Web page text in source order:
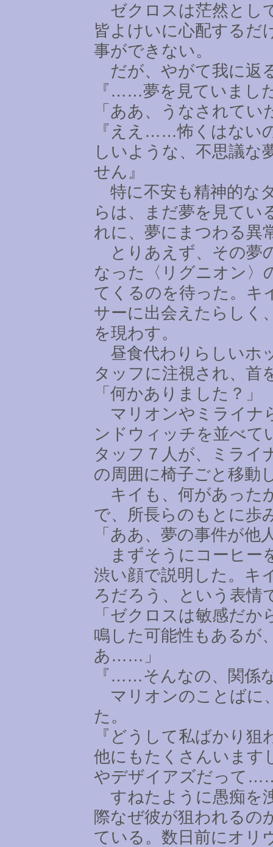
ゼクロスは茫然とし
皆よけいに心配するだ
事ができない。
だが、やがて我に返
『 ……夢を見ていまし
「ああ、うなされてい
『ええ ……怖くはない
しいような、不思議な
せん』
特に不安も精神的な
らは、まだ夢を見てい
れに、夢にまつわる異
とりあえず、その夢
なった〈リグニオン〉
てくるのを待った。キ
サーに出会えたらしく
を現わす。
昼食代わりらしいホ
タッフに注視され、首
「何かありました？」
マリオンやミライナ
ンドウィッチを並べて
タッフ７人が、ミライ
の周囲に椅子ごと移動
キイも、何があった
で、所長らのもとに歩
「ああ、夢の事件が
まずそうにコーヒー
渋い顔で説明した。キ
ろだろう、という表情
「ゼクロスは敏感だ
鳴した可能性もあるが
あ …… 」
『 ……そんなの、関係
マリオンのことばに
た。
『どうして私ばかり
他にもたくさんいます
やデザイアズだって
すねたように愚痴を
際なぜ彼が狙われるの
ている。数日前にオリ